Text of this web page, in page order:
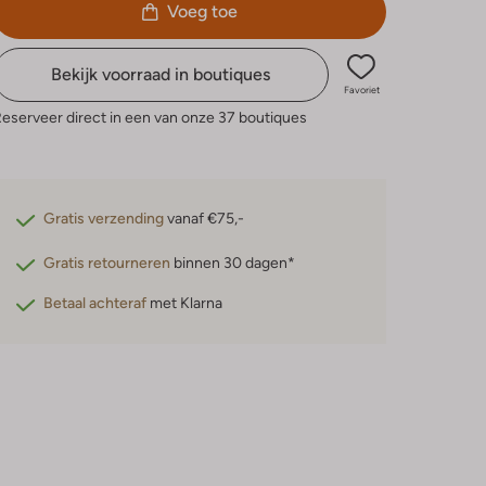
Voeg toe
Bekijk voorraad in boutiques
Favoriet
direct in een van onze 37 boutiques
Gratis verzendingvanaf €75,-
Gratis retourneren binnen 30 dagen*
Betaal achteraf met Klarna